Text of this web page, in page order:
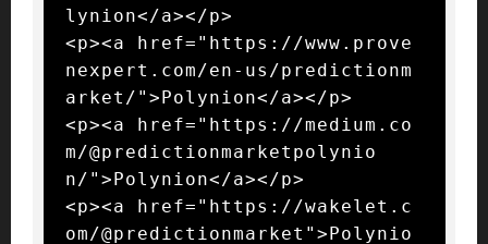
lynion</a></p>
<p><a href="https://www.prove
nexpert.com/en-us/predictionm
arket/">Polynion</a></p>
<p><a href="https://medium.co
m/@predictionmarketpolynio
n/">Polynion</a></p>
<p><a href="https://wakelet.c
om/@predictionmarket">Polynio